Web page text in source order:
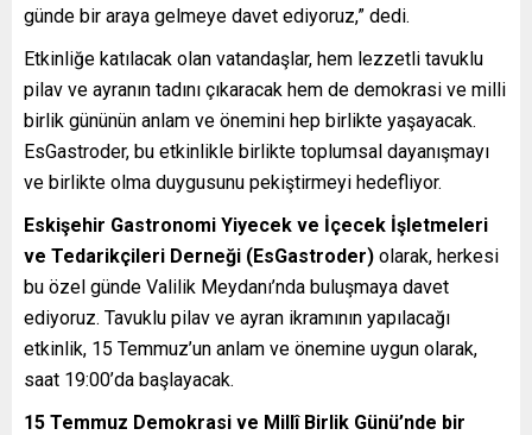
günde bir araya gelmeye davet ediyoruz,” dedi.
Etkinliğe katılacak olan vatandaşlar, hem lezzetli tavuklu
pilav ve ayranın tadını çıkaracak hem de demokrasi ve milli
birlik gününün anlam ve önemini hep birlikte yaşayacak.
EsGastroder, bu etkinlikle birlikte toplumsal dayanışmayı
ve birlikte olma duygusunu pekiştirmeyi hedefliyor.
Eskişehir Gastronomi Yiyecek ve İçecek İşletmeleri
ve Tedarikçileri Derneği (EsGastroder) olarak, herkesi
bu özel günde Valilik Meydanı’nda buluşmaya davet
ediyoruz. Tavuklu pilav ve ayran ikramının yapılacağı
etkinlik, 15 Temmuz’un anlam ve önemine uygun olarak,
saat 19:00’da başlayacak.
15 Temmuz Demokrasi ve Millî Birlik Günü’nde bir